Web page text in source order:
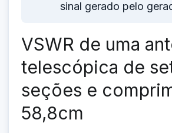
sinal gerado pelo
VSWR de uma
telescópica de
seções e
58,8cm